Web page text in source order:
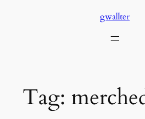
gwallter
Tag: